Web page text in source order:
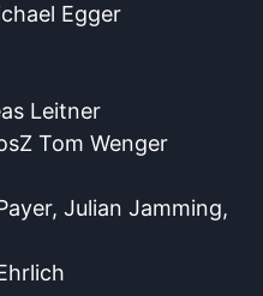
Egger
Leitner
Tom Wenger
Julian Jamming,